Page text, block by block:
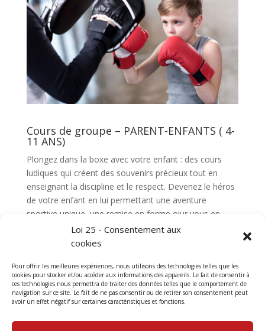
Loi 25 - Consentement aux
cookies
Pour offrir les meilleures expériences, nous utilisons des technologies telles que les
cookies pour stocker et/ou accéder aux informations des appareils. Le fait de consentir à
ces technologies nous permettra de traiter des données telles que le comportement de
navigation sur ce site. Le fait de ne pas consentir ou de retirer son consentement peut
avoir un effet négatif sur certaines caractéristiques et fonctions.
Cours de groupe – PARENT-ENFANTS ( 4-
11 ANS)
Plongez dans la boxe avec votre enfant : des cours
ludiques qui créent des souvenirs précieux tout en
enseignant la discipline et le respect. Devenez le héros
de votre enfant en lui permettant une aventure
sportive unique, une remise en forme oiur vous en
renforçant vos liens de manière amusante et
éducative. Rejoignez-nous pour des séances qui
Boxe parent-enfants, boxe avec votre pré-ados à
Sainte-Julie et St-Basile.